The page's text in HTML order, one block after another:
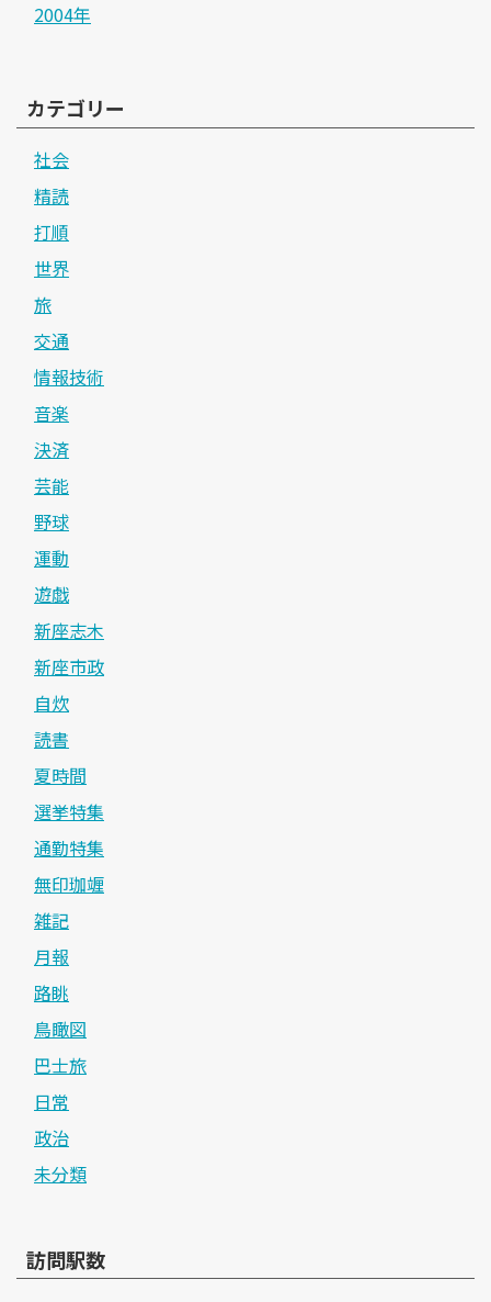
2004年
カテゴリー
社会
精読
打順
世界
旅
交通
情報技術
音楽
決済
芸能
野球
運動
遊戯
新座志木
新座市政
自炊
読書
夏時間
選挙特集
通勤特集
無印珈竰
雑記
月報
路眺
鳥瞰図
巴士旅
日常
政治
未分類
訪問駅数